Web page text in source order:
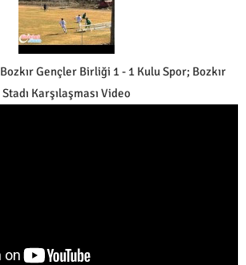
Bozkır Gençler Birliği 1 - 1 Kulu Spor; Bozkır
Stadı Karşılaşması Video